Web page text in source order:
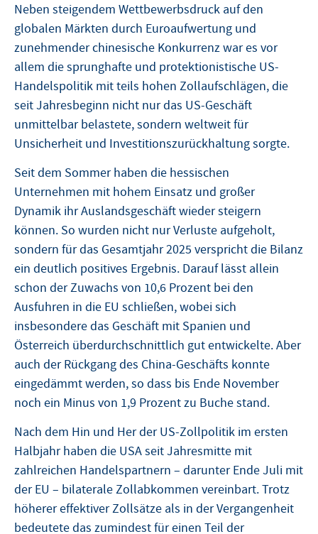
Neben steigendem Wettbewerbsdruck auf den
globalen Märkten durch Euroaufwertung und
zunehmender chinesische Konkurrenz war es vor
allem die sprunghafte und protektionistische US-
Handelspolitik mit teils hohen Zollaufschlägen, die
seit Jahresbeginn nicht nur das US-Geschäft
unmittelbar belastete, sondern weltweit für
Unsicherheit und Investitionszurückhaltung sorgte.
Seit dem Sommer haben die hessischen
Unternehmen mit hohem Einsatz und großer
Dynamik ihr Auslandsgeschäft wieder steigern
können. So wurden nicht nur Verluste aufgeholt,
sondern für das Gesamtjahr 2025 verspricht die Bilanz
ein deutlich positives Ergebnis. Darauf lässt allein
schon der Zuwachs von 10,6 Prozent bei den
Ausfuhren in die EU schließen, wobei sich
insbesondere das Geschäft mit Spanien und
Österreich überdurchschnittlich gut entwickelte. Aber
auch der Rückgang des China-Geschäfts konnte
eingedämmt werden, so dass bis Ende November
noch ein Minus von 1,9 Prozent zu Buche stand.
Nach dem Hin und Her der US-Zollpolitik im ersten
Halbjahr haben die USA seit Jahresmitte mit
zahlreichen Handelspartnern – darunter Ende Juli mit
der EU – bilaterale Zollabkommen vereinbart. Trotz
höherer effektiver Zollsätze als in der Vergangenheit
bedeutete das zumindest für einen Teil der